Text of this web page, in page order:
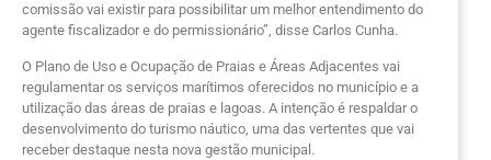
comissão vai existir para possibilitar um melhor entendimento do
agente fiscalizador e do permissionário”, disse Carlos Cunha.
O Plano de Uso e Ocupação de Praias e Áreas Adjacentes vai
regulamentar os serviços marítimos oferecidos no município e a
utilização das áreas de praias e lagoas. A intenção é respaldar o
desenvolvimento do turismo náutico, uma das vertentes que vai
receber destaque nesta nova gestão municipal.